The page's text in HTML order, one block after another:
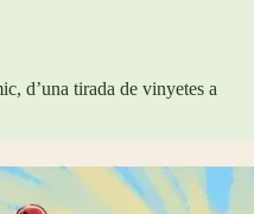
d’una tirada de vinyetes a